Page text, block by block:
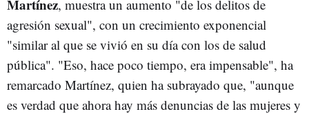
Martínez, muestra un aumento "de los delitos de
agresión sexual", con un crecimiento exponencial
"similar al que se vivió en su día con los de salud
pública". "Eso, hace poco tiempo, era impensable", ha
remarcado Martínez, quien ha subrayado que, "aunque
es verdad que ahora hay más denuncias de las mujeres y